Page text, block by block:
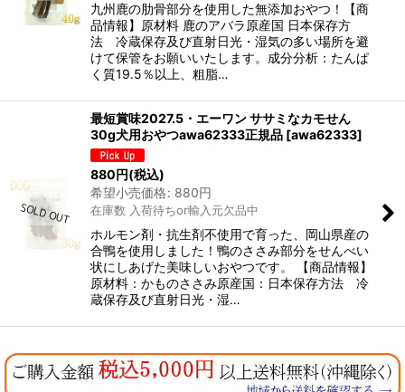
九州鹿の肋骨部分を使用した無添加おやつ！【商
品情報】原材料 鹿のアバラ原産国 日本保存方
法 冷蔵保存及び直射日光・湿気の多い場所を避
けて保管をお願いいたします。成分分析：たんぱ
く質19.5％以上、粗脂…
最短賞味2027.5・エーワン ササミなカモせん
30g犬用おやつawa62333正規品 [awa62333]
880円(税込)
希望小売価格: 880円
在庫数 入荷待ちor輸入元欠品中
ホルモン剤・抗生剤不使用で育った、岡山県産の
合鴨を使用しました！鴨のささみ部分をせんべい
状にしあげた美味しいおやつです。 【商品情報】
原材料：かものささみ原産国：日本保存方法 冷
蔵保存及び直射日光・湿…